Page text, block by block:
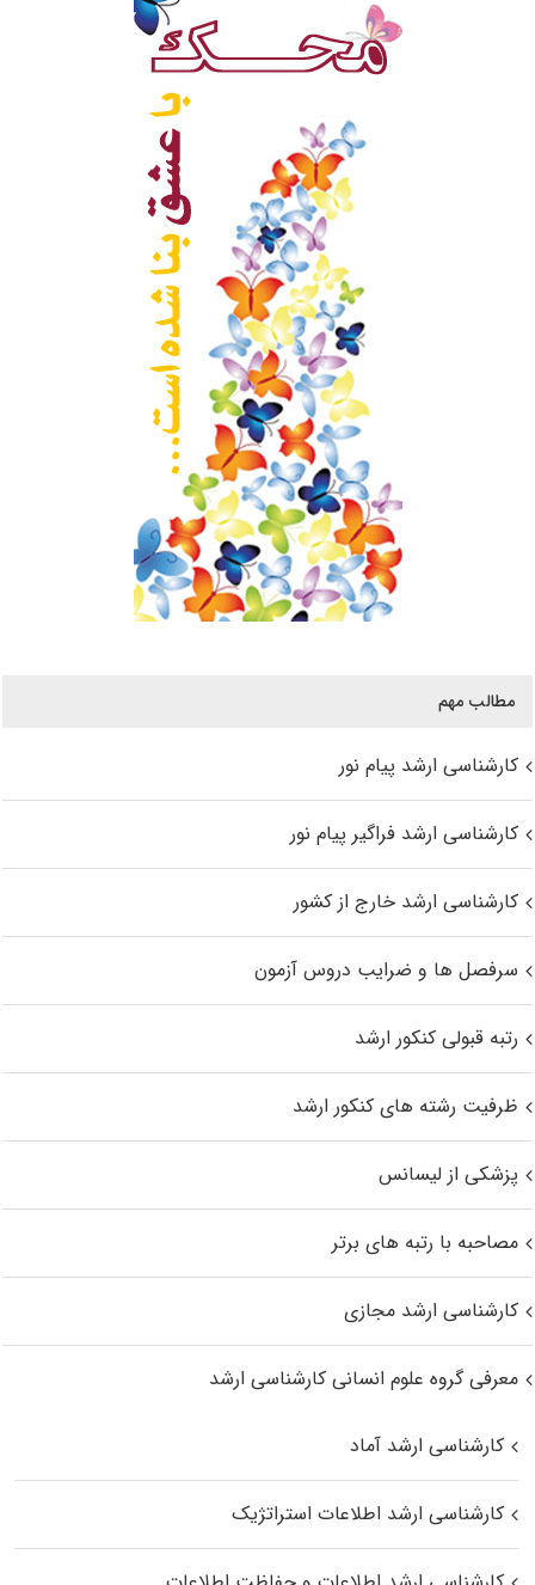
مطالب مهم
کارشناسی ارشد پیام نور
کارشناسی ارشد فراگیر پیام نور
کارشناسی ارشد خارج از کشور
سرفصل ها و ضرایب دروس آزمون
رتبه قبولی کنکور ارشد
ظرفیت رشته های کنکور ارشد
پزشکی از لیسانس
مصاحبه با رتبه های برتر
کارشناسی ارشد مجازی
معرفی گروه علوم انسانی کارشناسی ارشد
کارشناسی ارشد آماد
کارشناسی ارشد اطلاعات استراتژیک